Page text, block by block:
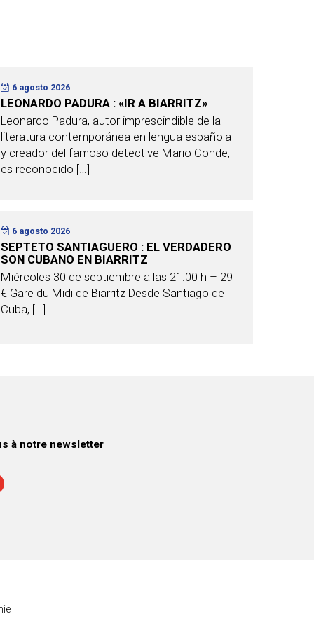
6 agosto 2026
LEONARDO PADURA : «IR A BIARRITZ»
Leonardo Padura, autor imprescindible de la
literatura contemporánea en lengua española
y creador del famoso detective Mario Conde,
es reconocido […]
6 agosto 2026
SEPTETO SANTIAGUERO : EL VERDADERO
SON CUBANO EN BIARRITZ
Miércoles 30 de septiembre a las 21:00 h – 29
€ Gare du Midi de Biarritz Desde Santiago de
Cuba, […]
à notre newsletter